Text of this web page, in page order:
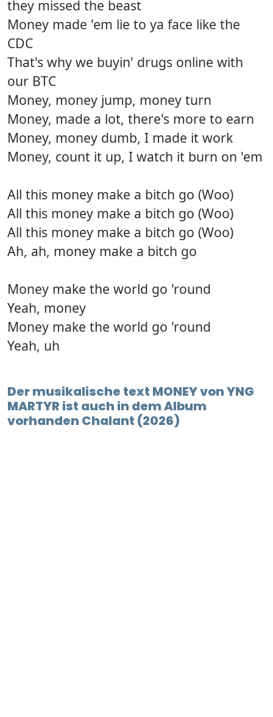
they missed the beast
Money made 'em lie to ya face like the
CDC
That's why we buyin' drugs online with
our BTC
Money, money jump, money turn
Money, made a lot, there's more to earn
Money, money dumb, I made it work
Money, count it up, I watch it burn on 'em
All this money make a bitch go (Woo)
All this money make a bitch go (Woo)
All this money make a bitch go (Woo)
Ah, ah, money make a bitch go
Money make the world go 'round
Yeah, money
Money make the world go 'round
Yeah, uh
Der musikalische text MONEY von YNG
MARTYR ist auch in dem Album
vorhanden Chalant (2026)